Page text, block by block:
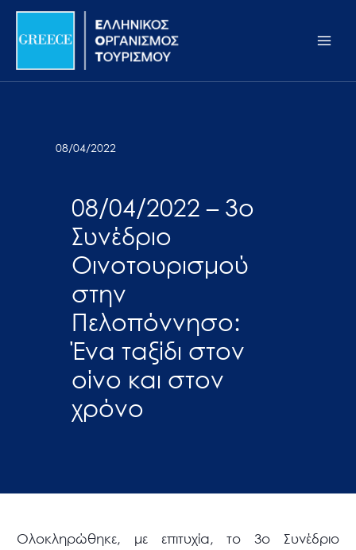
Σημείωση:
ιστότοπος
προσβασιμότητας.
Μετάβαση
περιεχόμενο
08/04/2022
08/04/2022 – 3ο
Συνέδριο
Οινοτουρισμού
στην
Πελοπόννησο:
Ένα ταξίδι στον
οίνο και στον
χρόνο
Ολοκληρώθηκε, με επιτυχία, το 3ο Συνέδριο